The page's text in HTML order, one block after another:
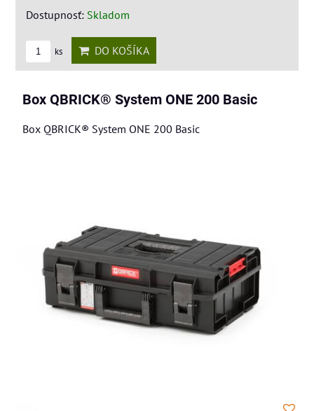
Dostupnosť: Skladom
ks DO KOŠÍKA
Box QBRICK® System ONE 200 Basic
Box QBRICK® System ONE 200 Basic